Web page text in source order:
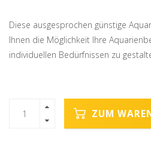
Diese ausgesprochen günstige
Ihnen die Möglichkeit Ihre
individuellen Bedürfnissen zu
ZUM